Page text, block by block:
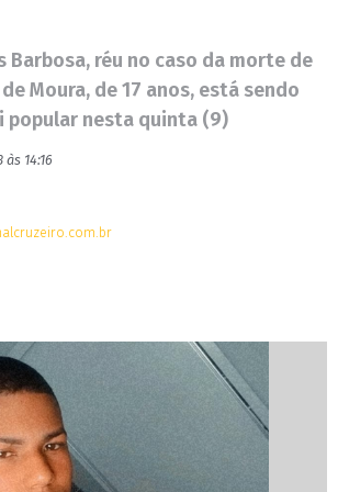
Barbosa, réu no caso da morte de
Moura, de 17 anos, está sendo
popular nesta quinta (9)
14:16